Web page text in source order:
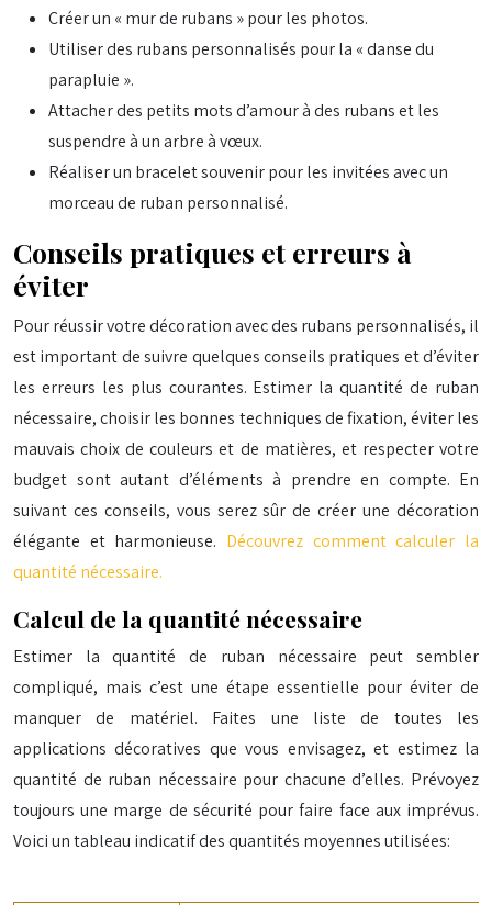
Créer un « mur de rubans » pour les photos.
Utiliser des rubans personnalisés pour la « danse du
parapluie ».
Attacher des petits mots d’amour à des rubans et les
suspendre à un arbre à vœux.
Réaliser un bracelet souvenir pour les invitées avec un
morceau de ruban personnalisé.
Conseils pratiques et erreurs à
éviter
Pour réussir votre décoration avec des rubans personnalisés, il
est important de suivre quelques conseils pratiques et d’éviter
les erreurs les plus courantes. Estimer la quantité de ruban
nécessaire, choisir les bonnes techniques de fixation, éviter les
mauvais choix de couleurs et de matières, et respecter votre
budget sont autant d’éléments à prendre en compte. En
suivant ces conseils, vous serez sûr de créer une décoration
élégante et harmonieuse. Découvrez comment calculer la
quantité nécessaire.
Calcul de la quantité nécessaire
Estimer la quantité de ruban nécessaire peut sembler
compliqué, mais c’est une étape essentielle pour éviter de
manquer de matériel. Faites une liste de toutes les
applications décoratives que vous envisagez, et estimez la
quantité de ruban nécessaire pour chacune d’elles. Prévoyez
toujours une marge de sécurité pour faire face aux imprévus.
Voici un tableau indicatif des quantités moyennes utilisées: